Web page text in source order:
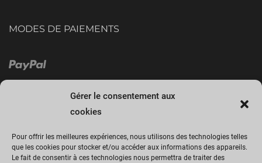
Gérer le consentement aux
cookies
Pour offrir les meilleures expériences, nous utilisons des technologies telles
que les cookies pour stocker et/ou accéder aux informations des appareils.
Le fait de consentir à ces technologies nous permettra de traiter des
MODES DE PAIEMENTS